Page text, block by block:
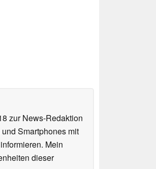
zur News-Redaktion
Smartphones mit
Mein
dieser